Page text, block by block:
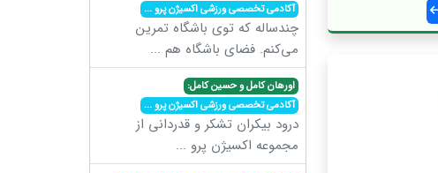
آکادمی تخصصی ورزشی اکسیژن پرو...
چندساله که توی باشگاه تمرین
می‌کنم. فضای باشگاه هم ...
اورهان کامل و حسین کامل:
آکادمی تخصصی ورزشی اکسیژن پرو...
درود بیکران تشکر و قدردانی از
مجموعه اکسیژن پرو ...